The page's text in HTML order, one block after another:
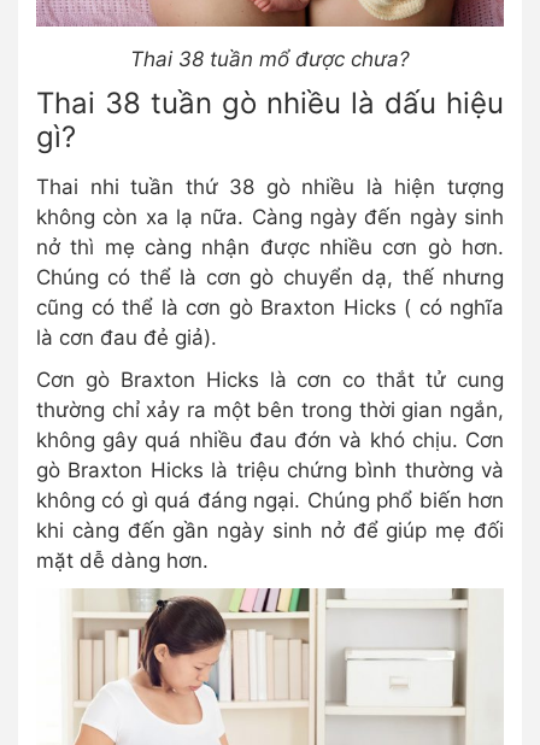
Thai 38 tuần mổ được chưa?
Thai 38 tuần gò nhiều là dấu hiệu
gì?
Thai nhi tuần thứ 38 gò nhiều là hiện tượng
không còn xa lạ nữa. Càng ngày đến ngày sinh
nở thì mẹ càng nhận được nhiều cơn gò hơn.
Chúng có thể là cơn gò chuyển dạ, thế nhưng
cũng có thể là cơn gò Braxton Hicks ( có nghĩa
là cơn đau đẻ giả).
Cơn gò Braxton Hicks là cơn co thắt tử cung
thường chỉ xảy ra một bên trong thời gian ngắn,
không gây quá nhiều đau đớn và khó chịu. Cơn
gò Braxton Hicks là triệu chứng bình thường và
không có gì quá đáng ngại. Chúng phổ biến hơn
khi càng đến gần ngày sinh nở để giúp mẹ đối
mặt dễ dàng hơn.